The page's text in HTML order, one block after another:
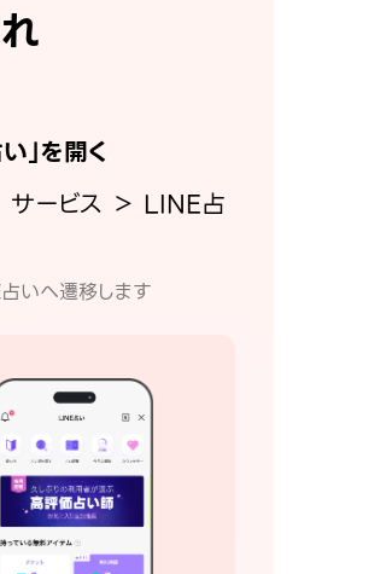
」を開く
サービス ＞ LINE占
いへ遷移します